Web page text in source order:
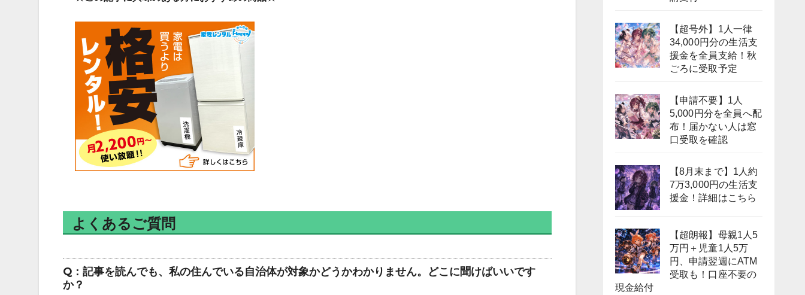
よくあるご質問
Q：記事を読んでも、私の住んでいる自治体が対象かどうかわかりません。どこに聞けばいいです
か？
【超号外】1人一律
34,000円分の生活支
援金を全員支給！秋
ごろに受取予定
【申請不要】1人
5,000円分を全員へ配
布！届かない人は窓
口受取を確認
【8月末まで】1人約
7万3,000円の生活支
援金！詳細はこちら
【超朗報】母親1人5
万円＋児童1人5万
円、申請翌週にATM
受取も！口座不要の
現金給付